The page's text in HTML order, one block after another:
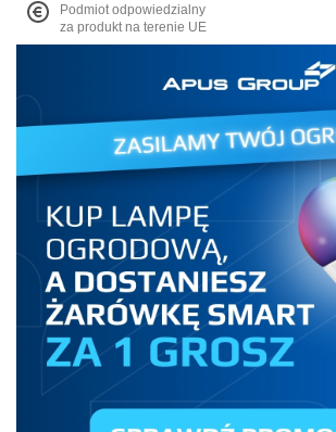
Podmiot odpowiedzialny
za produkt na terenie UE